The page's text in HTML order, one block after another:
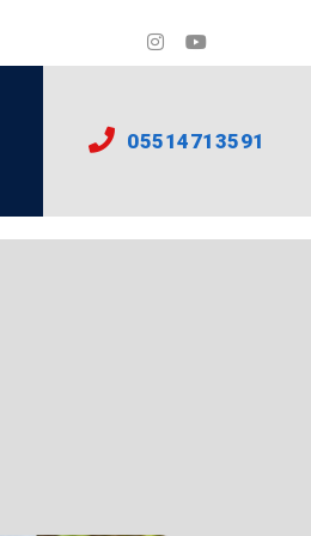
05514713591